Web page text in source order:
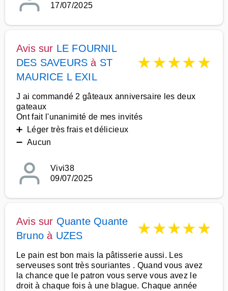
17/07/2025
Avis sur LE FOURNIL
DES SAVEURS à ST
MAURICE L EXIL
★★★★★
J ai commandé 2 gâteaux anniversaire les deux
gateaux
Ont fait l'unanimité de mes invités
➕ Léger très frais et délicieux
➖ Aucun
Vivi38
09/07/2025
Avis sur Quante Quante
Bruno à UZES ★★★★★
Le pain est bon mais la pâtisserie aussi. Les
serveuses sont très souriantes . Quand vous avez
la chance que le patron vous serve vous avez le
droit à chaque fois à une blague. Chaque année